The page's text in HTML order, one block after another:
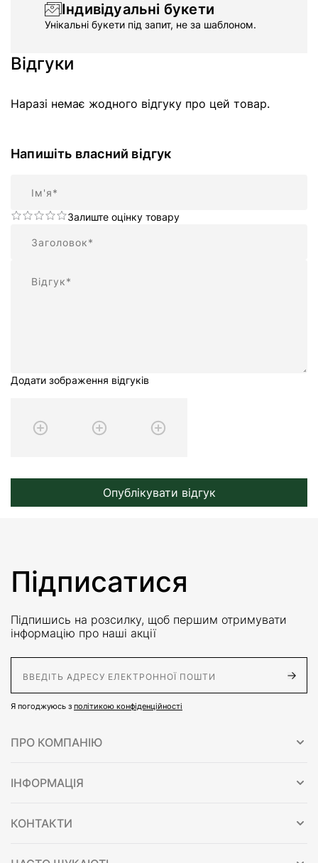
Індивідуальні букети
Унікальні букети під запит, не за шаблоном.
Відгуки
Наразі немає жодного відгуку про цей товар.
Напишіть власний відгук
Залиште оцінку товару
Додати зображення відгуків
Опублікувати відгук
Підписатися
Підпишись на розсилку, щоб першим отримувати
інформацію про наші акції
Я погоджуюсь з політикою конфіденційності
ПРО КОМПАНІЮ
ІНФОРМАЦІЯ
КОНТАКТИ